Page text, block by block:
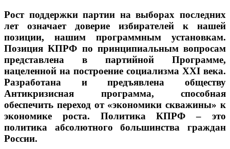
Рост поддержки партии на выборах последних
лет означает доверие избирателей к нашей
позиции, нашим программным установкам.
Позиция КПРФ по принципиальным вопросам
представлена в партийной Программе,
нацеленной на построение социализма XXI века.
Разработана и предъявлена обществу
Антикризисная программа, способная
обеспечить переход от «экономики скважины» к
экономике роста. Политика КПРФ – это
политика абсолютного большинства граждан
России.